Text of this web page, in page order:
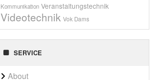
Kommunikation Veranstaltungstechnik
Videotechnik Vok Dams
SERVICE
About